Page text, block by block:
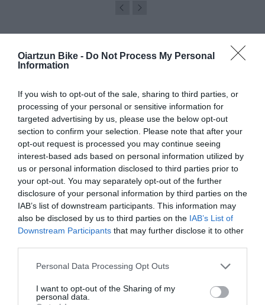
Oiartzun Bike - Do Not Process My Personal
Information
If you wish to opt-out of the sale, sharing to third parties, or
processing of your personal or sensitive information for
targeted advertising by us, please use the below opt-out
section to confirm your selection. Please note that after your
opt-out request is processed you may continue seeing
interest-based ads based on personal information utilized by
us or personal information disclosed to third parties prior to
your opt-out. You may separately opt-out of the further
disclosure of your personal information by third parties on the
IAB’s list of downstream participants. This information may
also be disclosed by us to third parties on the IAB’s List of
Downstream Participants that may further disclose it to other
Please note that this website/app uses one or more Google
not limited to your visit or usage behaviour. You may click to
grant or deny consent to Google and its third-party tags to
Personal Data Processing Opt Outs
I want to opt-out of the Sharing of my
personal data.
NUTRICIÓN E HIDRATACIÓN PARA CICLISTAS EN
VERANO: CÓMO RENDIR AL MÁXIMO BAJO EL SOL
En los meses más calurosos del año, cuidar tu hidratación y
nutrición es clave para disfrutar del ciclismo sin poner...
Leer Más